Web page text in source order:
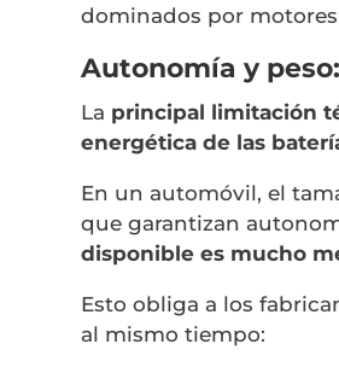
dominados por
Autonomía y
La principal limitación
energética de las
En un automóvil, el
que garantizan
disponible es mucho
Esto obliga a los
al mismo tiempo: